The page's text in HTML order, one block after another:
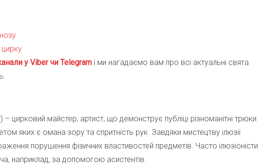
у Viber чи Telegram і ми нагадаємо вам про всі актуальні свята
– цирковий майстер, артист, що демонструє публіці різноманітні трюки
яких є омана зору та спритність рук. Завдяки мистецтву ілюзії
порушення фізичних властивостей предметів. Часто ілюзіоністи
наприклад, за допомогою асистентів.